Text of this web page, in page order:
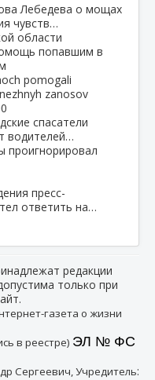
Лебедева о мощах
чувств…
области
попавшим в
спасатели
водителей…
проигнорировал
пресс-
ответить на…
редакции
только при
газета о жизни
в реестре) ЭЛ № ФС
Сергеевич, Учредитель: